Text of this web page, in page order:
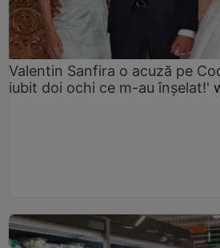
Valentin Sanfira o acuză pe
iubit doi ochi ce m-au înșelat!'